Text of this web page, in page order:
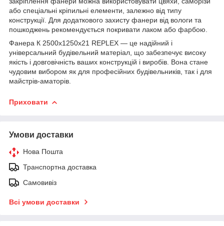
або спеціальні кріпильні елементи, залежно від типу
конструкції. Для додаткового захисту фанери від вологи та
пошкоджень рекомендується покривати лаком або фарбою.
Фанера К 2500x1250x21 REPLEX — це надійний і
універсальний будівельний матеріал, що забезпечує високу
якість і довговічність ваших конструкцій і виробів. Вона стане
чудовим вибором як для професійних будівельників, так і для
майстрів-аматорів.
Приховати
Умови доставки
Нова Пошта
Транспортна доставка
Самовивіз
Всі умови доставки